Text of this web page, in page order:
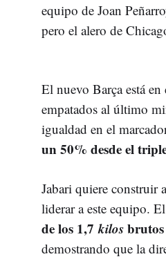
equipo de Joan
pero el alero de
El nuevo Barça está
empatados al último
igualdad en el
un 50% desde el
Jabari quiere construir
liderar a este equipo.
de los 1,7kilos
demostrando que la